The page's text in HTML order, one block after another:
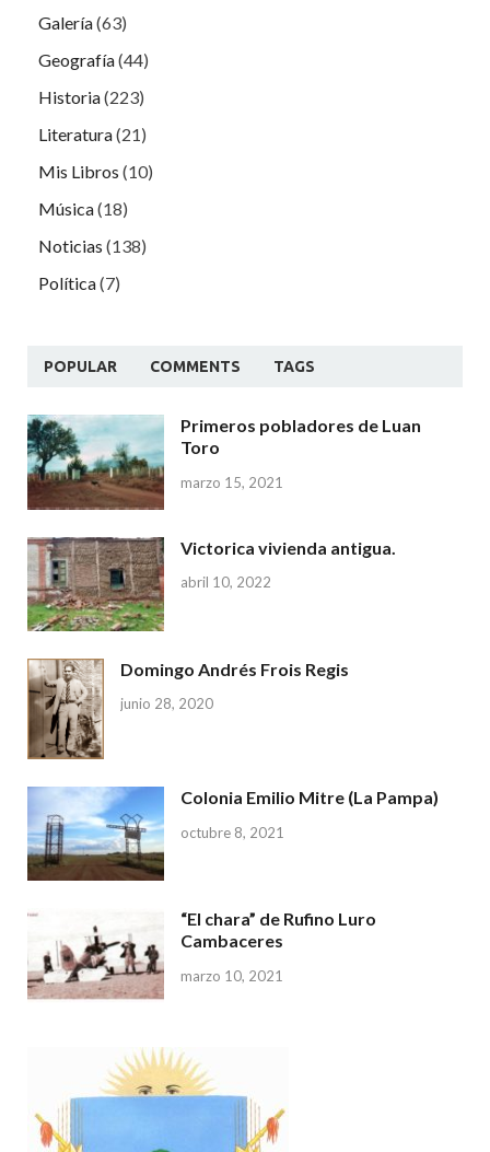
Galería(63)
Geografía(44)
Historia(223)
Literatura(21)
Mis Libros (10)
Música(18)
Noticias (138)
Política(7)
POPULAR COMMENTS TAGS
Primeros pobladores de Luan
Toro
marzo 15, 2021
Victorica vivienda antigua.
abril 10, 2022
Domingo Andrés Frois Regis
junio 28, 2020
Colonia Emilio Mitre (La Pampa)
octubre 8, 2021
“El chara” de Rufino Luro
Cambaceres
marzo 10, 2021